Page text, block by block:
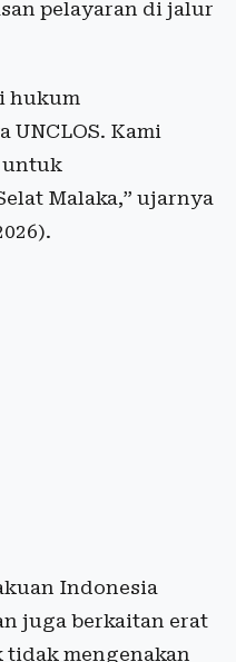
pelayaran di jalur
hukum
UNCLOS. Kami
untuk
Malaka,” ujarnya
Indonesia
juga berkaitan erat
mengenakan